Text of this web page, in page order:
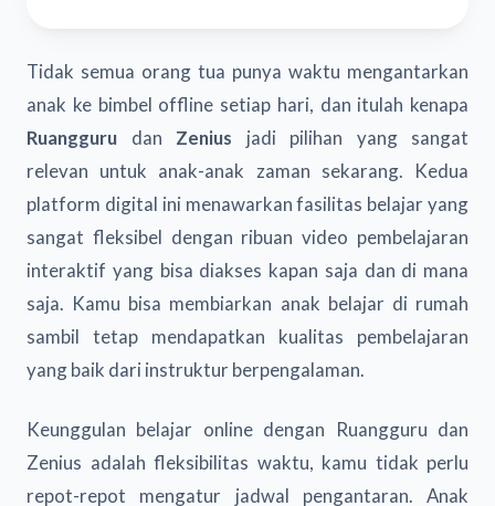
Tidak semua orang tua punya waktu mengantarkan
anak ke bimbel offline setiap hari, dan itulah kenapa
Ruangguru dan Zenius jadi pilihan yang sangat
relevan untuk anak-anak zaman sekarang. Kedua
platform digital ini menawarkan fasilitas belajar yang
sangat fleksibel dengan ribuan video pembelajaran
interaktif yang bisa diakses kapan saja dan di mana
saja. Kamu bisa membiarkan anak belajar di rumah
sambil tetap mendapatkan kualitas pembelajaran
yang baik dari instruktur berpengalaman.
Keunggulan belajar online dengan Ruangguru dan
Zenius adalah fleksibilitas waktu, kamu tidak perlu
repot-repot mengatur jadwal pengantaran. Anak